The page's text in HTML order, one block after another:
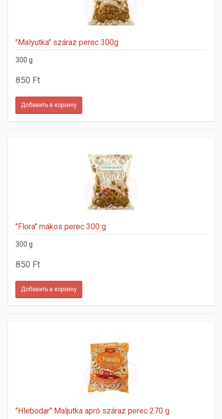
"Malyutka" száraz perec 300g
300 g
850 Ft
"Flora" mákos perec 300 g
300 g
850 Ft
"Hlebodar" Maljutka apró száraz perec 270 g